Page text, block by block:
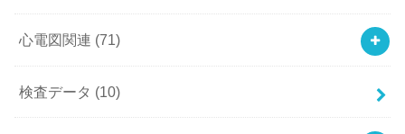
心電図関連 (71)
検査データ (10)